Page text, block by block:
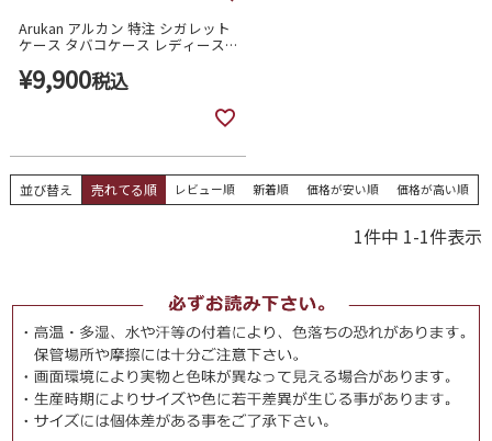
Arukan アルカン 特注 シガレット
ケース タバコケース レディース
¥9,900税込
並び替え 売れてる順 レビュー順 新着順 価格が安い順 価格が高い順
1件中 1-1件表示